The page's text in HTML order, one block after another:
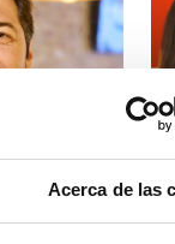
Acerca de las